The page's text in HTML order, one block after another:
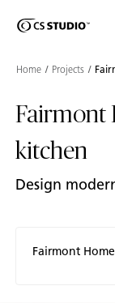
Home Projects
Fairmont
kitchen
Design
Fairmont